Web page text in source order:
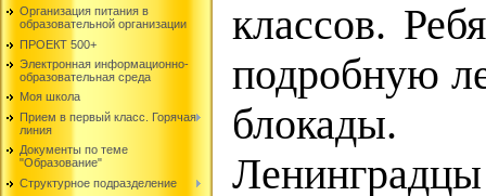
Организация питания в
образовательной организации
ПРОЕКТ 500+
Электронная информационно-
образовательная среда
Моя школа
Прием в первый класс. Горячая
линия
Документы по теме
"Образование"
Структурное подразделение
классов.
подробную
блокады.